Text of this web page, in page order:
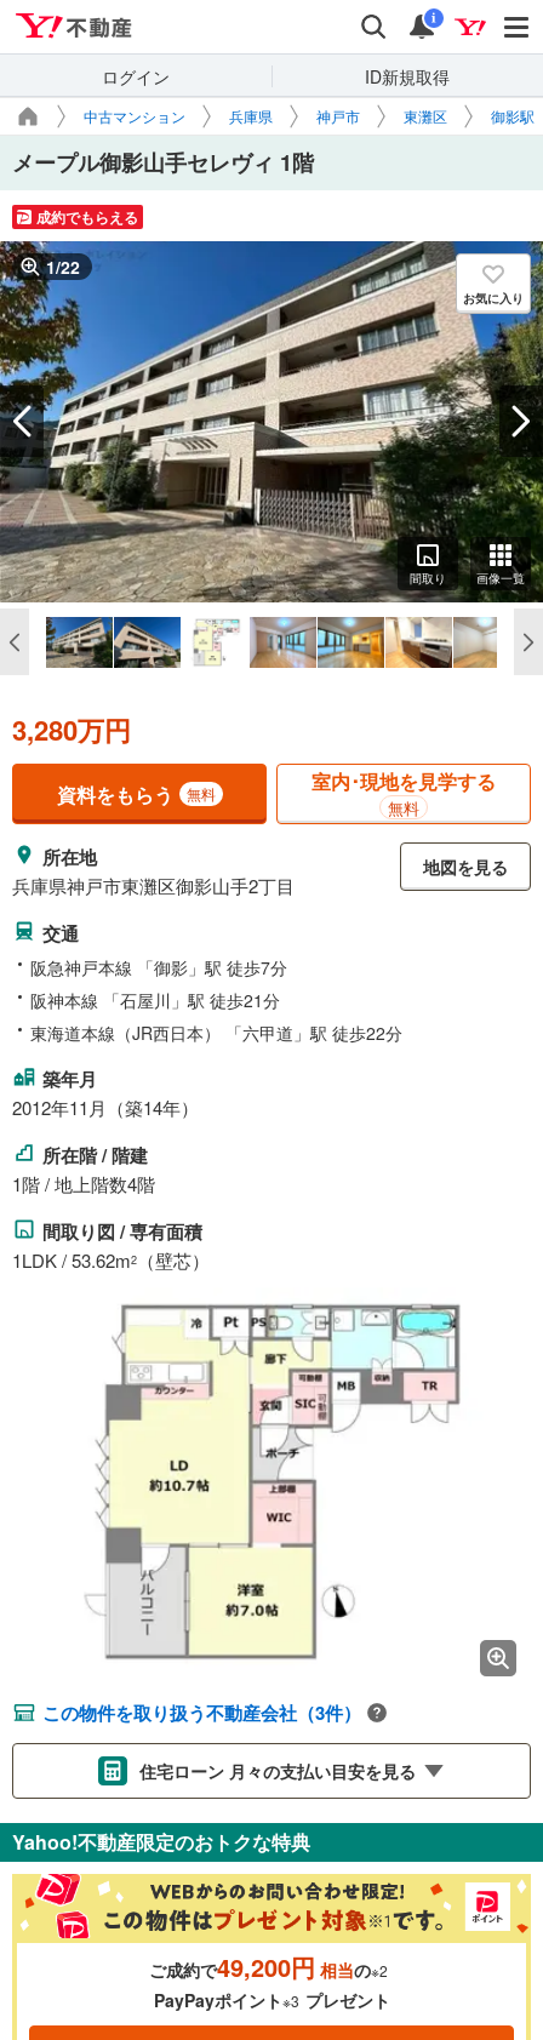
検索 通知
i
ログイン ID新規取得
中古マンション 兵庫県 神戸市 東灘区 御影駅
メープル御影山手セレヴィ 1階
成約でもらえる
1/22
お気に入り
間取り 画像一覧
3,280万円
資料をもらう 無料 室内･現地を見学する
無料
所在地
兵庫県神戸市東灘区御影山手2丁目
地図を見る
交通
阪急神戸本線 「御影」駅 徒歩7分
阪神本線 「石屋川」駅 徒歩21分
東海道本線（JR西日本） 「六甲道」駅 徒歩22分
築年月
2012年11月（築14年）
所在階 / 階建
1階 / 地上階数4階
間取り図 / 専有面積
1LDK / 53.62m2 （壁芯）
この物件を取り扱う不動産会社（3件）
住宅ローン 月々の支払い目安を見る
金利 ％
0.01%
Yahoo!不動産限定のおトクな特典
ご成約で49,200円 相当の※2
PayPayポイント※3 プレゼント